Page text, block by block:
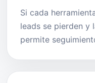
Si cada
leads se pierden y
permite